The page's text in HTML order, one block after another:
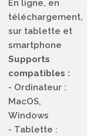
En ligne, en
téléchargement,
sur tablette et
smartphone
Supports
compatibles :
- Ordinateur :
MacOS,
Windows
- Tablette :